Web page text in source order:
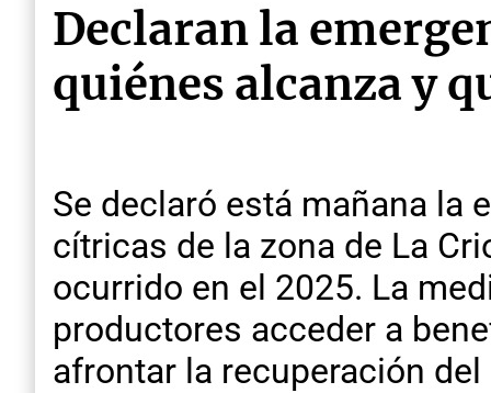
Declaran la
quiénes alcanza y
Se declaró está mañana la
cítricas de la zona de La
ocurrido en el 2025. La
productores acceder a
afrontar la recuperación del